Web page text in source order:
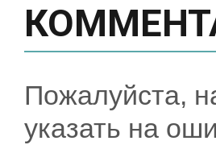
Пожалуйста,
указать на